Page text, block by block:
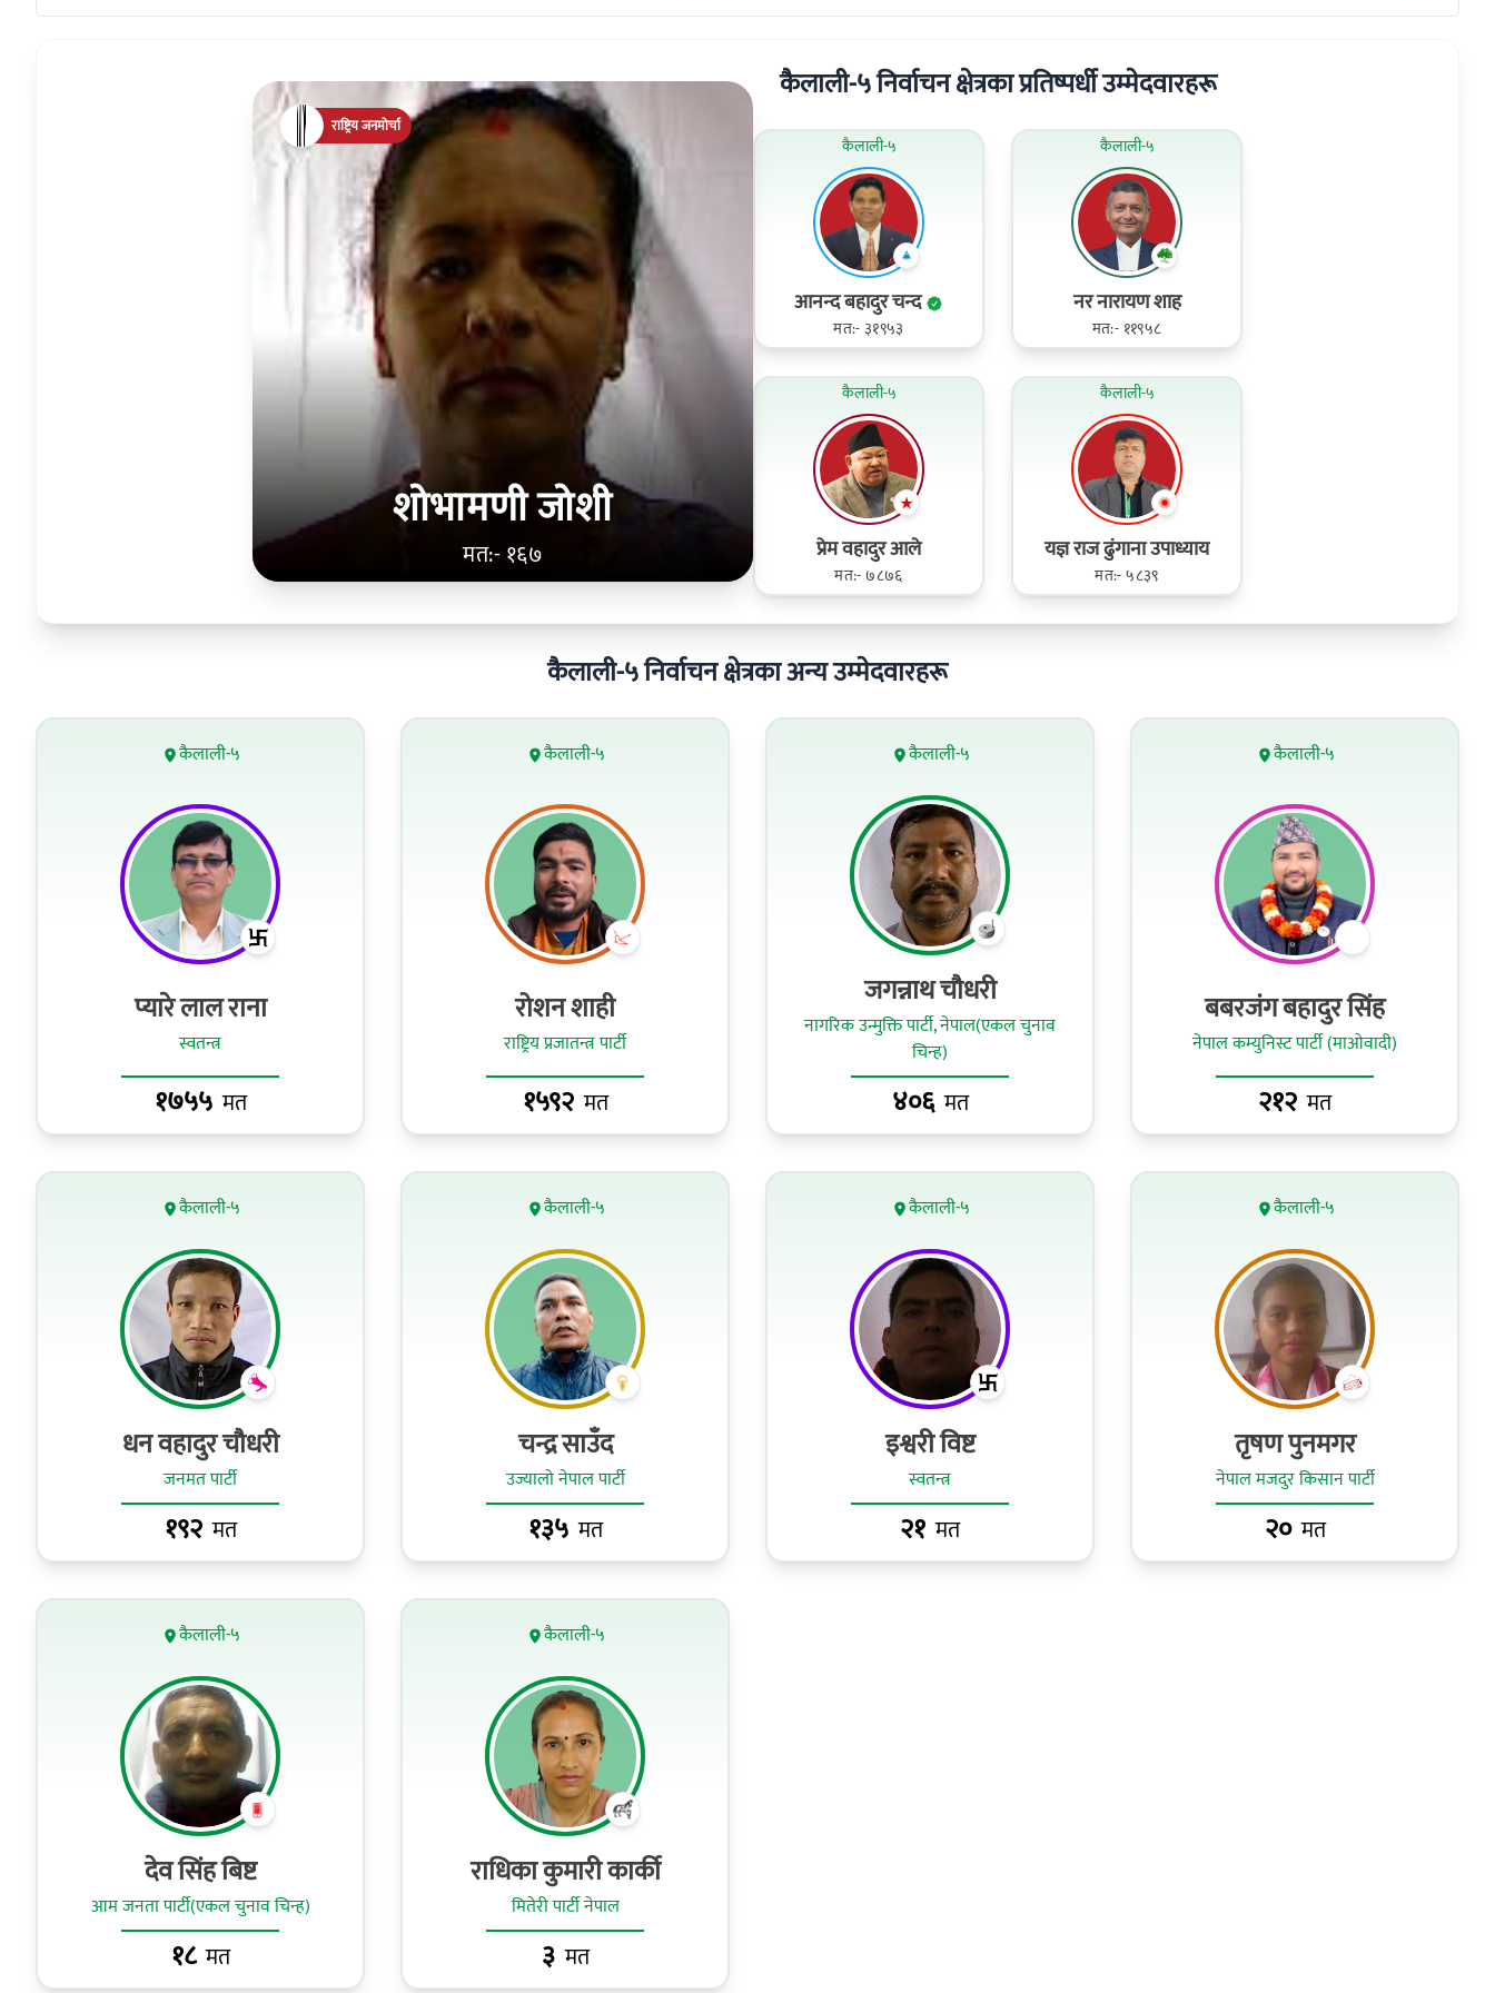
शोभामणी जोशी
मत:- १६७
राष्ट्रिय जनमोर्चा
कैलाली-५ निर्वाचन क्षेत्रका प्रतिष्पर्धी उम्मेदवारहरू
कैलाली-५
आनन्‍द बहादुर चन्‍द
मत:- ३१९५३
कैलाली-५
नर नारायण शाह
मत:- ११९५८
कैलाली-५
प्रेम वहादुर आले
मत:- ७८७६
कैलाली-५
यज्ञ राज ढुंगाना उपाध्याय
मत:- ५८३९
कैलाली-५ निर्वाचन क्षेत्रका अन्य उम्मेदवारहरू
कैलाली-५
प्यारे लाल राना
स्वतन्त्र
१७५५ मत
कैलाली-५
रोशन शाही
राष्ट्रिय प्रजातन्त्र पार्टी
१५९२ मत
कैलाली-५
जगन्नाथ चौधरी
नागरिक उन्मुक्ति पार्टी, नेपाल(एकल चुनाव
चिन्ह)
४०६ मत
कैलाली-५
बबरजंग बहादुर सिंह
नेपाल कम्युनिस्ट पार्टी (माओवादी)
२१२ मत
कैलाली-५
धन वहादुर चौधरी
जनमत पार्टी
१९२ मत
कैलाली-५
चन्द्र साउँद
उज्यालो नेपाल पार्टी
१३५ मत
कैलाली-५
इश्वरी विष्ट
स्वतन्त्र
२१ मत
कैलाली-५
तृषण पुनमगर
नेपाल मजदुर किसान पार्टी
२० मत
कैलाली-५
देव सिंह बिष्ट
आम जनता पार्टी(एकल चुनाव चिन्ह)
१८मत
कैलाली-५
राधिका कुमारी कार्की
मितेरी पार्टी नेपाल
३ मत